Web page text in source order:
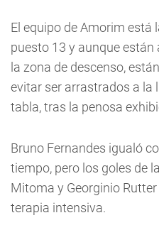
El equipo de Amorim está
puesto 13 y aunque
la zona de descenso,
evitar ser arrastrados a la
tabla, tras la penosa
Bruno Fernandes igualó
tiempo, pero los goles de
Mitoma y Georginio
terapia intensiva.